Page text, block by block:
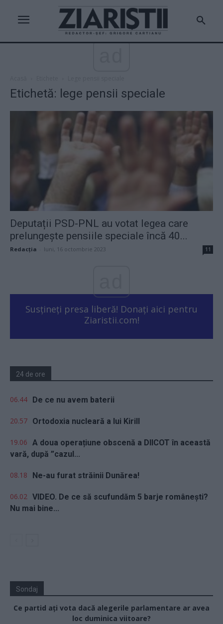
Etichetă: lege pensii speciale
Deputații PSD-PNL au votat legea care
prelungește pensiile speciale încă 40...
Redacţia luni, 16 octombrie 2023 11
Susțineți presa liberă! Donați aici pentru
Ziaristii.com!
24 de ore
06.44 De ce nu avem baterii
20.57 Ortodoxia nucleară a lui Kirill
19.06 A doua operațiune obscenă a DIICOT în această
vară, după ”cazul...
08.18 Ne-au furat străinii Dunărea!
06.02 VIDEO. De ce să scufundăm 5 barje românești?
Nu mai bine...
Sondaj
Ce partid ați vota dacă alegerile parlamentare ar avea
loc duminica viitoare?